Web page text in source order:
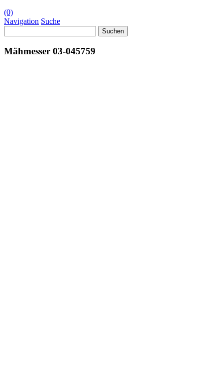
(0)
Navigation Suche
nach:
Mähmesser 03-045759